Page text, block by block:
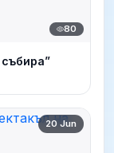
80
20 Jun